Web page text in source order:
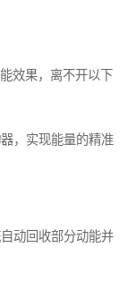
效果，离不开以下
，实现能量的精准
动回收部分动能并